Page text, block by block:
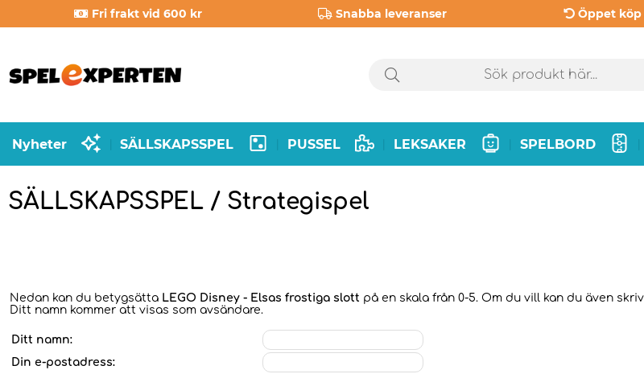
Fri frakt vid 600 kr Snabba leveranser Öppet
Nyheter SÄLLSKAPSSPEL PUSSEL LEKSAKER SPELBORD
SÄLLSKAPSSPEL / Strategispel
Nedan kan du betygsätta LEGO Disney - Elsas frostiga slott på en skala från 0-5. Om du vill kan du även
Ditt namn kommer att visas som avsändare.
Ditt namn:
Din e-postadress: